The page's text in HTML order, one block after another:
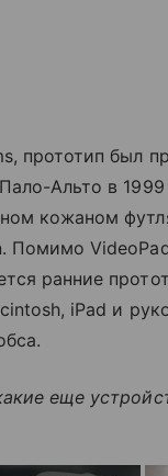
прототип был
Альто в 1999
кожаном
Помимо
ранние
iPad и
еще